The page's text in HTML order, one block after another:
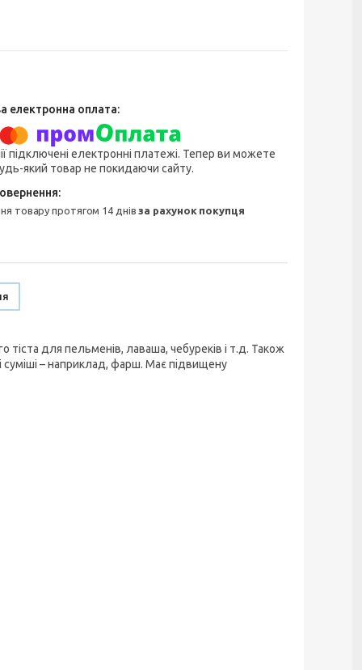
підключені електронні платежі. Тепер ви можете
який товар не покидаючи сайту.
товару протягом 14 днівза рахунок покупця
тіста для пельменів, лаваша, чебуреків і т.д. Також
суміші – наприклад, фарш. Має підвищену